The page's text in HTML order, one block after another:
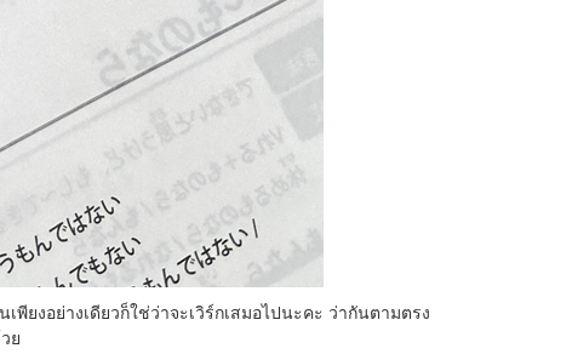
งอย่างเดียวก็ใช่ว่าจะเวิร์กเสมอไปนะคะ ว่ากันตามตรง
ย